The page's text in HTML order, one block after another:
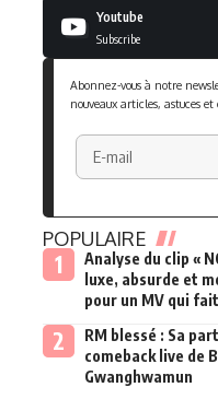
Youtube
Subscribe
Abonnez-vous à notre
nouveaux articles, astuces et
POPULAIRE
Analyse du clip «
luxe, absurde et
pour un MV qui
RM blessé : Sa
comeback live de
Gwanghwamun